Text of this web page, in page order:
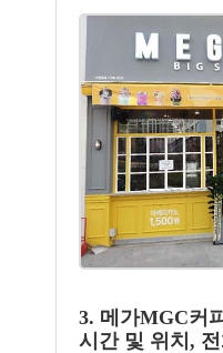
3. 메가MGC커
시간 및 위치,